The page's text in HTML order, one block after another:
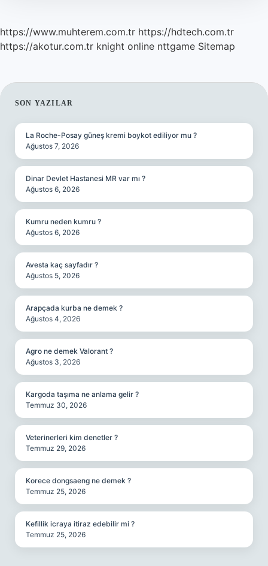
https://www.muhterem.com.tr https://hdtech.com.tr
https://akotur.com.tr knight online nttgame Sitemap
SIDEBAR
SON YAZILAR
La Roche-Posay güneş kremi boykot ediliyor mu ?
Ağustos 7, 2026
Dinar Devlet Hastanesi MR var mı ?
Ağustos 6, 2026
Kumru neden kumru ?
Ağustos 6, 2026
Avesta kaç sayfadır ?
Ağustos 5, 2026
Arapçada kurba ne demek ?
Ağustos 4, 2026
Agro ne demek Valorant ?
Ağustos 3, 2026
Kargoda taşıma ne anlama gelir ?
Temmuz 30, 2026
Veterinerleri kim denetler ?
Temmuz 29, 2026
Korece dongsaeng ne demek ?
Temmuz 25, 2026
Kefillik icraya itiraz edebilir mi ?
Temmuz 25, 2026